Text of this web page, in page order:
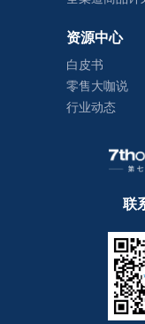
资源中心
白皮书
零售大咖说
行业动态
联